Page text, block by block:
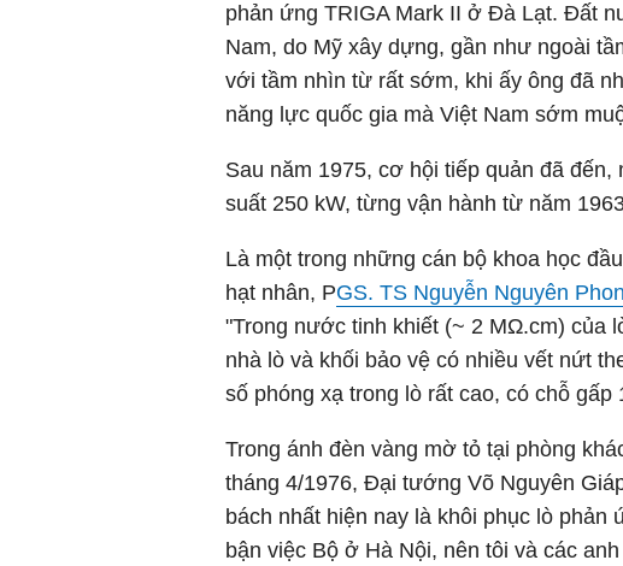
phản ứng TRIGA Mark II ở Đà Lạt. Đất
Nam, do Mỹ xây dựng, gần như ngoài
với tầm nhìn từ rất sớm, khi ấy ông đã
năng lực quốc gia mà Việt Nam sớm
Sau năm 1975, cơ hội tiếp quản đã
suất 250 kW, từng vận hành từ năm
Là một trong những cán bộ khoa học
hạt nhân, PGS. TS Nguyễn Nguyên
"Trong nước tinh khiết (~ 2 MΩ.cm) của
nhà lò và khối bảo vệ có nhiều vết nứt
số phóng xạ trong lò rất cao, có chỗ
Trong ánh đèn vàng mờ tỏ tại phòng
tháng 4/1976, Đại tướng Võ Nguyên
bách nhất hiện nay là khôi phục lò
bận việc Bộ ở Hà Nội, nên tôi và các